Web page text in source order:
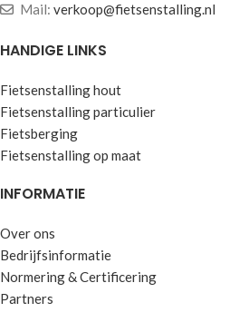
Mail: verkoop@fietsenstalling.nl
HANDIGE LINKS
Fietsenstalling hout
Fietsenstalling particulier
Fietsberging
Fietsenstalling op maat
INFORMATIE
Over ons
Bedrijfsinformatie
Normering & Certificering
Partners